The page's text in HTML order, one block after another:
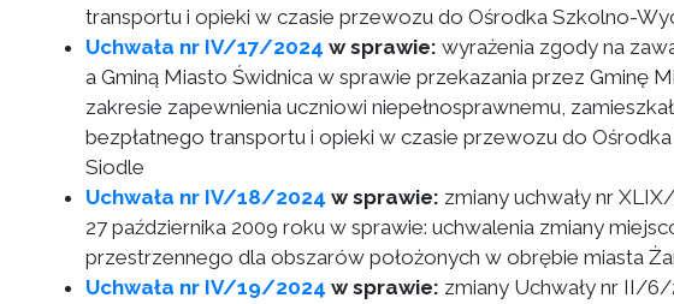
transportu i opieki w czasie przewozu do Ośrodka Szkolno-
Uchwała nr IV/17/2024 w sprawie: wyrażenia zgody na
a Gminą Miasto Świdnica w sprawie przekazania przez Gminę
zakresie zapewnienia uczniowi niepełnosprawnemu,
bezpłatnego transportu i opieki w czasie przewozu do
Siodle
Uchwała nr IV/18/2024 w sprawie: zmiany uchwały nr
27 października 2009 roku w sprawie: uchwalenia zmiany
przestrzennego dla obszarów położonych w obrębie miasta
Uchwała nr IV/19/2024 w sprawie: zmiany Uchwały nr II/